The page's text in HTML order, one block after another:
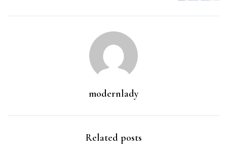
modernlady
Related posts